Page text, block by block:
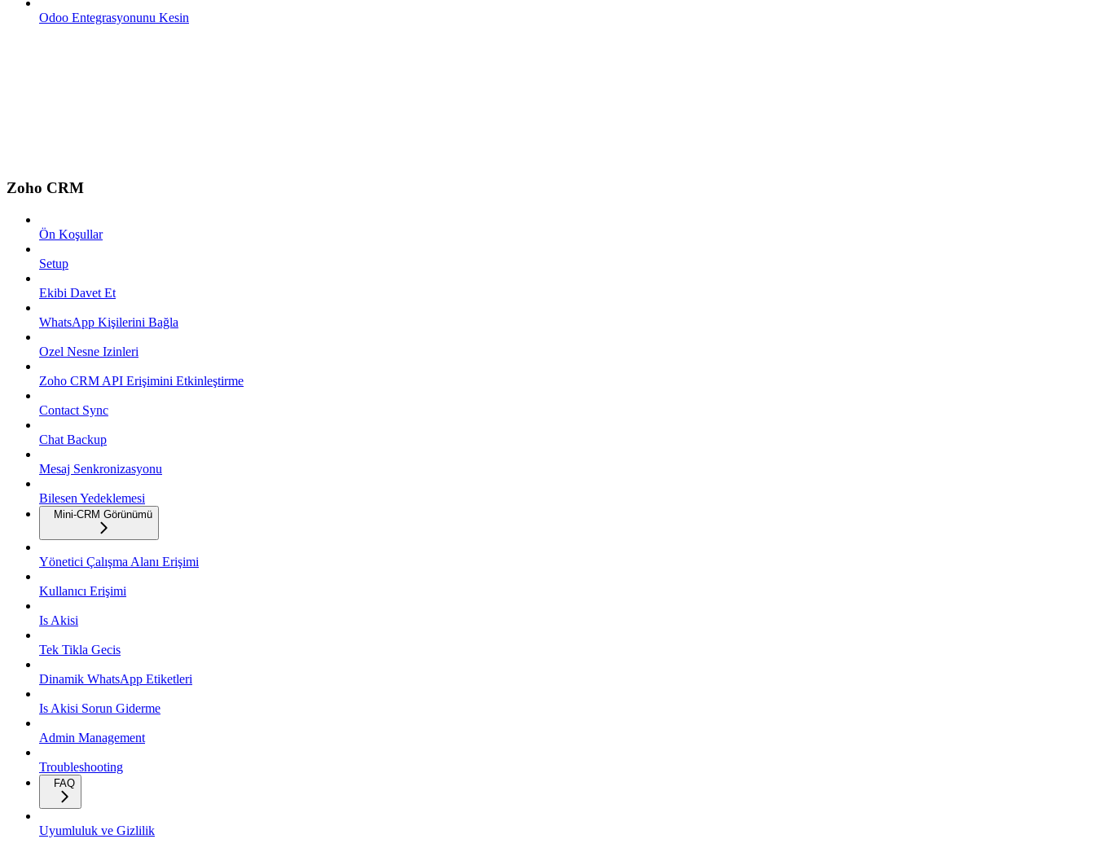
Odoo Entegrasyonunu Kesin
Zoho CRM
Ön Koşullar
Setup
Ekibi Davet Et
WhatsApp Kişilerini Bağla
Ozel Nesne Izinleri
Zoho CRM API Erişimini Etkinleştirme
Contact Sync
Chat Backup
Mesaj Senkronizasyonu
Bilesen Yedeklemesi
Mini-CRM Görünümü
Yönetici Çalışma Alanı Erişimi
Kullanıcı Erişimi
Is Akisi
Tek Tikla Gecis
Dinamik WhatsApp Etiketleri
Is Akisi Sorun Giderme
Admin Management
Troubleshooting
FAQ
Uyumluluk ve Gizlilik